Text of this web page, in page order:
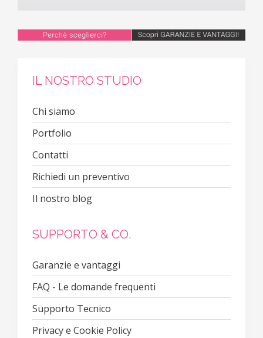
IL NOSTRO STUDIO
Chi siamo
Portfolio
Contatti
Richiedi un preventivo
Il nostro blog
SUPPORTO & CO.
Garanzie e vantaggi
FAQ - Le domande frequenti
Supporto Tecnico
Privacy e Cookie Policy